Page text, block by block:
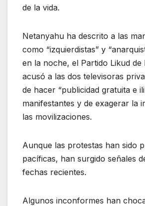
de la vida.
Netanyahu ha descrito a las
como “izquierdistas” y
en la noche, el Partido Likud de
acusó a las dos televisoras
de hacer “publicidad gratuita e
manifestantes y de exagerar la
las movilizaciones.
Aunque las protestas han sido
pacíficas, han surgido señales
fechas recientes.
Algunos inconformes han